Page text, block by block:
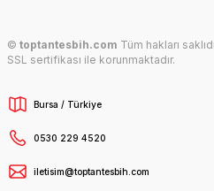
© toptantesbih.com Tüm hakları
SSL sertifikası ile korunmaktadır.
Bursa / Türkiye
0530 229 4520
iletisim@toptantesbih.com